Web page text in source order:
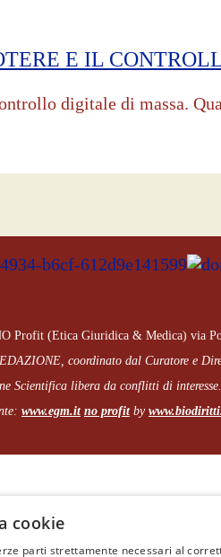
E IL
digitale di massa.
Profit (Etica Giuridica & Medica) via
coordinato dal Curatore e
Scientifica libera da conflitti di
www.egm.it no profitby
cookie
parti strettamente necessari al